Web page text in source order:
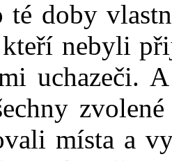
té doby
kteří nebyli
uchazeči.
místa a